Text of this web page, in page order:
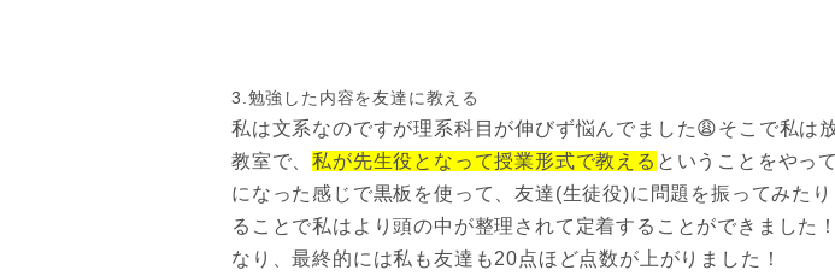
3.勉強した内容を友達に教える
私は文系なのですが理系科目が伸びず悩んでました😩そこで私は
教室で、私が先生役となって授業形式で教える ということをやっ
になった感じで黒板を使って、友達(生徒役)に問題を振ってみた
ることで私はより頭の中が整理されて定着することができました
なり、最終的には私も友達も20点ほど点数が上がりました！